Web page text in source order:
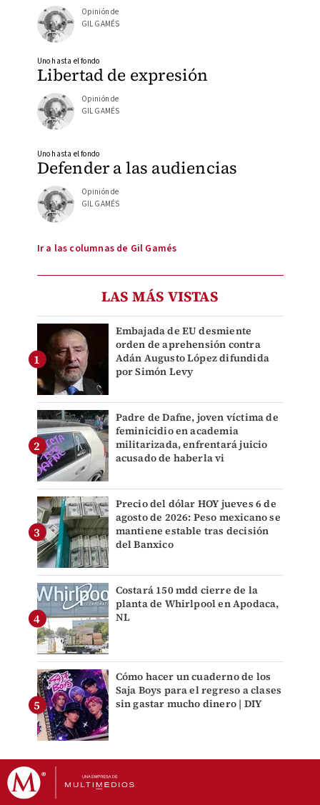
Opinión de
GIL GAMÉS
Libertad de expresión
Uno hasta el fondo
Opinión de
GIL GAMÉS
Defender a las audiencias
Uno hasta el fondo
Opinión de
GIL GAMÉS
Ir a las columnas de Gil Gamés
LAS MÁS VISTAS
Embajada de EU desmiente
orden de aprehensión contra
Adán Augusto López difundida
por Simón Levy
Padre de Dafne, joven víctima de
feminicidio en academia
militarizada, enfrentará juicio
acusado de haberla vi
Precio del dólar HOY jueves 6 de
agosto de 2026: Peso mexicano se
mantiene estable tras decisión
del Banxico
Costará 150 mdd cierre de la
planta de Whirlpool en Apodaca,
NL
Cómo hacer un cuaderno de los
Saja Boys para el regreso a clases
sin gastar mucho dinero | DIY